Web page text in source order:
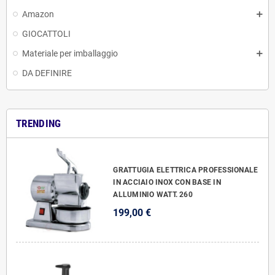
Amazon
GIOCATTOLI
Materiale per imballaggio
DA DEFINIRE
TRENDING
GRATTUGIA ELETTRICA PROFESSIONALE
IN ACCIAIO INOX CON BASE IN
ALLUMINIO WATT. 260
199,00 €